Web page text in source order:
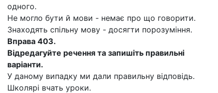
одного.
Не могло бути й мови - немає про що говорити.
Знаходять спільну мову - досягти порозуміння.
Вправа 403.
Відредагуйте речення та запишіть правильні
варіанти.
У даному випадку ми дали правильну відповідь.
Школярі вчать уроки.